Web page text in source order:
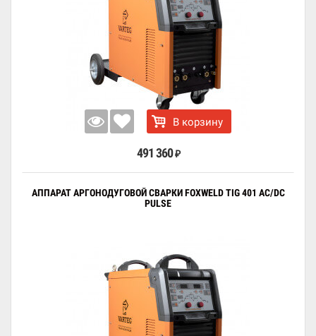
В корзину
491 360 ₽
АППАРАТ АРГОНОДУГОВОЙ СВАРКИ FOXWELD TIG 401 AC/DC
PULSE